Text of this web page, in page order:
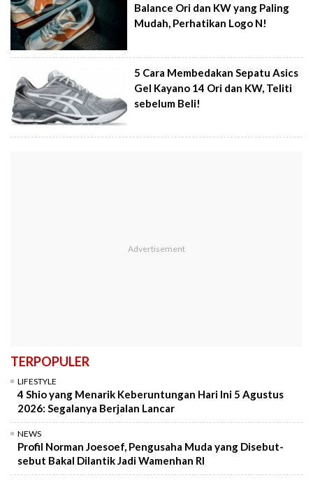
Balance Ori dan KW yang Paling
Mudah, Perhatikan Logo N!
5 Cara Membedakan Sepatu Asics
Gel Kayano 14 Ori dan KW, Teliti
sebelum Beli!
TERPOPULER
LIFESTYLE
4 Shio yang Menarik Keberuntungan Hari Ini 5 Agustus
2026: Segalanya Berjalan Lancar
NEWS
Profil Norman Joesoef, Pengusaha Muda yang Disebut-
sebut Bakal Dilantik Jadi Wamenhan RI